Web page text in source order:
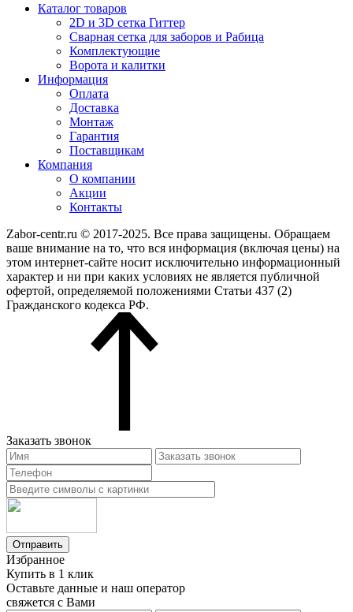
Каталог товаров
2D и 3D сетка Гиттер
Сварная сетка для заборов и Рабица
Комплектующие
Ворота и калитки
Информация
Оплата
Доставка
Монтаж
Гарантия
Поставщикам
Компания
О компании
Акции
Контакты
Zabor-centr.ru © 2017-2025. Все права защищены. Обращаем
ваше внимание на то, что вся информация (включая цены) на
этом интернет-сайте носит исключительно информационный
характер и ни при каких условиях не является публичной
офертой, определяемой положениями Статьи 437 (2)
Гражданского кодекса РФ.
Заказать звонок
Отправить
Избранное
Купить в 1 клик
Оставьте данные и наш оператор
свяжется с Вами